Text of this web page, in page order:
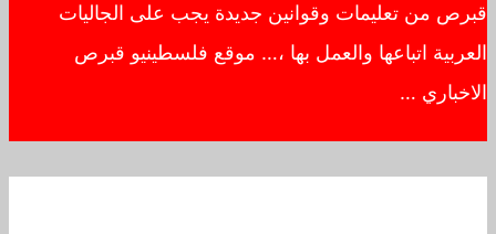
قبرص من تعليمات وقوانين جديدة يجب على الجاليات
العربية اتباعها والعمل بها ،… موقع فلسطينيو قبرص
الاخباري …